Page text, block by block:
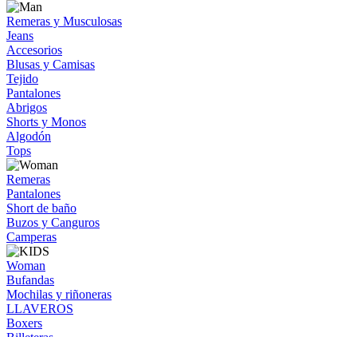
Remeras y Musculosas
Jeans
Accesorios
Blusas y Camisas
Tejido
Pantalones
Abrigos
Shorts y Monos
Algodón
Tops
Remeras
Pantalones
Short de baño
Buzos y Canguros
Camperas
Woman
Bufandas
Mochilas y riñoneras
LLAVEROS
Boxers